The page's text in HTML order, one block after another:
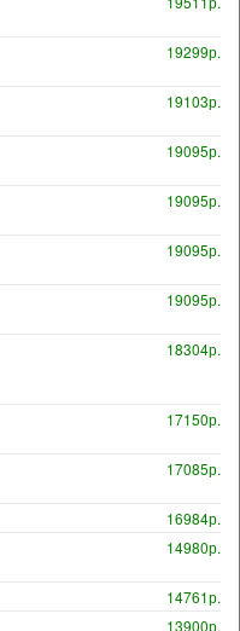
19299р.
19103р.
19095р.
19095р.
19095р.
19095р.
18304р.
17150р.
17085р.
16984р.
14980р.
14761р.
13900р.